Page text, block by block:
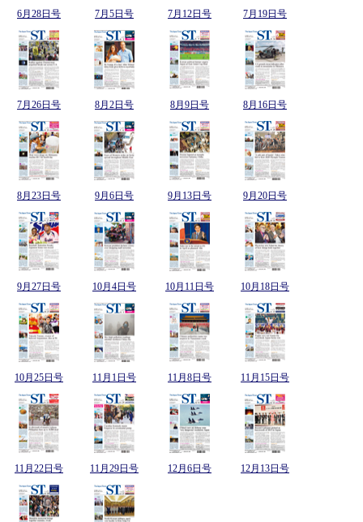
6月28日号 7月5日号 7月12日号 7月19日号
7月26日号 8月2日号 8月9日号 8月16日号
8月23日号 9月6日号 9月13日号 9月20日号
9月27日号 10月4日号 10月11日号 10月18日号
10月25日号 11月1日号 11月8日号 11月15日号
11月22日号 11月29日号 12月6日号 12月13日号